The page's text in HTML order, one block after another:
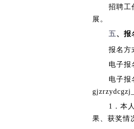
招聘工
展。
五、报
报名方
电子报
电子报
1．本
果、获奖情